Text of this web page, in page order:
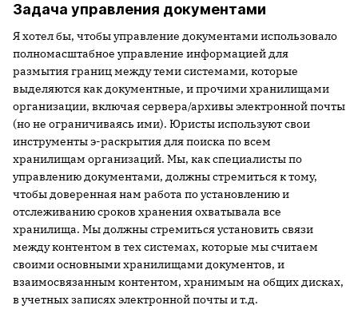
Задача управления документами
Я хотел бы, чтобы управление документами использовало
полномасштабное управление информацией для
размытия границ между теми системами, которые
выделяются как документные, и прочими хранилищами
организации, включая сервера/архивы электронной почты
(но не ограничиваясь ими). Юристы используют свои
инструменты э-раскрытия для поиска по всем
хранилищам организаций. Мы, как специалисты по
управлению документами, должны стремиться к тому,
чтобы доверенная нам работа по установлению и
отслеживанию сроков хранения охватывала все
хранилища. Мы должны стремиться установить связи
между контентом в тех системах, которые мы считаем
своими основными хранилищами документов, и
взаимосвязанным контентом, хранимым на общих дисках,
в учетных записях электронной почты и т.д.